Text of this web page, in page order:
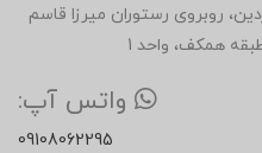
ابتدای خیابان 12 فروردین، روبروی رستوران میرزا قاسم
همکف، واحد 1
واتس آپ:
09108062295